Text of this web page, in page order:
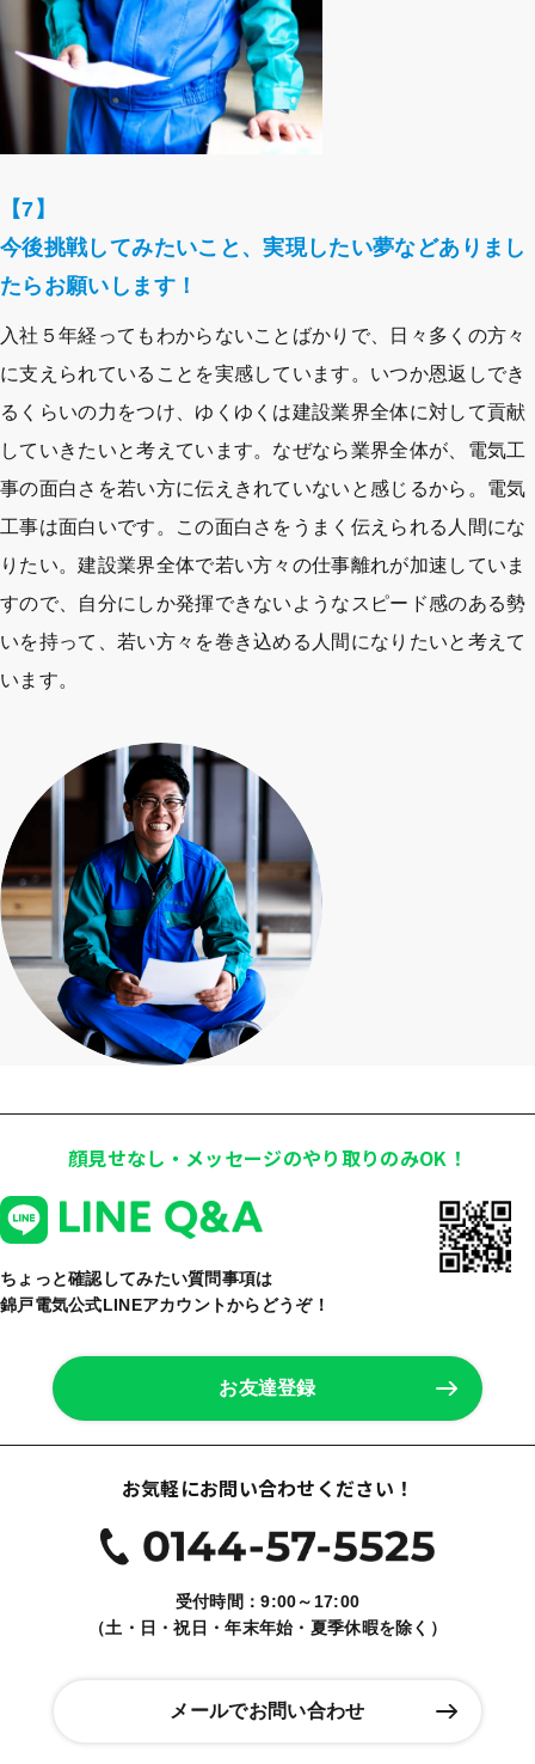
【7】
今後挑戦してみたいこと、実現したい夢などありまし
たらお願いします！
入社５年経ってもわからないことばかりで、日々多くの方々
に支えられていることを実感しています。いつか恩返しでき
るくらいの力をつけ、ゆくゆくは建設業界全体に対して貢献
していきたいと考えています。なぜなら業界全体が、電気工
事の面白さを若い方に伝えきれていないと感じるから。電気
工事は面白いです。この面白さをうまく伝えられる人間にな
りたい。建設業界全体で若い方々の仕事離れが加速していま
すので、自分にしか発揮できないようなスピード感のある勢
いを持って、若い方々を巻き込める人間になりたいと考えて
います。
顔見せなし・メッセージのやり取りのみOK！
ちょっと確認してみたい質問事項は
錦戸電気公式LINEアカウントからどうぞ！
お友達登録
お気軽にお問い合わせください！
受付時間：9:00～17:00
（土・日・祝日・年末年始・夏季休暇を除く）
メールでお問い合わせ